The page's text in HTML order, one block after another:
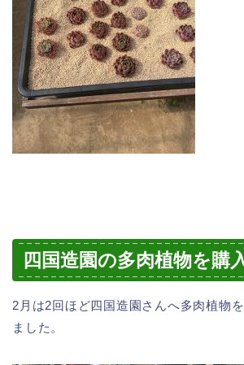
四国造園の多肉植物を購
2月は2回ほど四国造園さんへ多肉植物
ました。